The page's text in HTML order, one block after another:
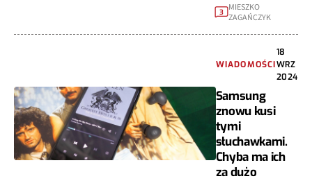
3
MIESZKO
ZAGAŃCZYK
WIADOMOŚCI
18
WRZ
2024
Samsung
znowu kusi
tymi
słuchawkami.
Chyba ma ich
za dużo